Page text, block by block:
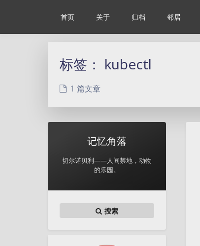
首页 关于 归档 邻居
标签： kubectl
1 篇文章
记忆角落
切尔诺贝利——人间禁地，动物
的乐园。
搜索